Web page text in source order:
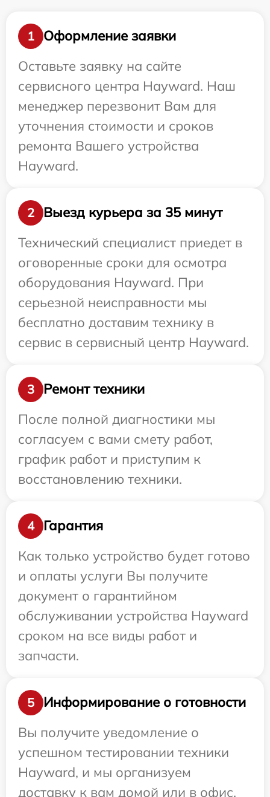
1
Оформление заявки
Оставьте заявку на сайте
сервисного центра Hayward. Наш
менеджер перезвонит Вам для
уточнения стоимости и сроков
ремонта Вашего устройства
Hayward.
2
Выезд курьера за 35 минут
Технический специалист приедет в
оговоренные сроки для осмотра
оборудования Hayward. При
серьезной неисправности мы
бесплатно доставим технику в
сервис в сервисный центр Hayward.
3
Ремонт техники
После полной диагностики мы
согласуем с вами смету работ,
график работ и приступим к
восстановлению техники.
4
Гарантия
Как только устройство будет готово
и оплаты услуги Вы получите
документ о гарантийном
обслуживании устройства Hayward
сроком на все виды работ и
запчасти.
5
Информирование о готовности
Вы получите уведомление о
успешном тестировании техники
Hayward, и мы организуем
доставку к вам домой или в офис.